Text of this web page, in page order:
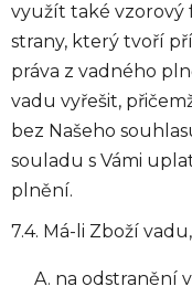
využít také vzorový
strany, který tvoří
práva z vadného
vadu vyřešit,
bez Našeho
souladu s Vámi
plnění.
7.4. Má-li Zboží
na odstranění